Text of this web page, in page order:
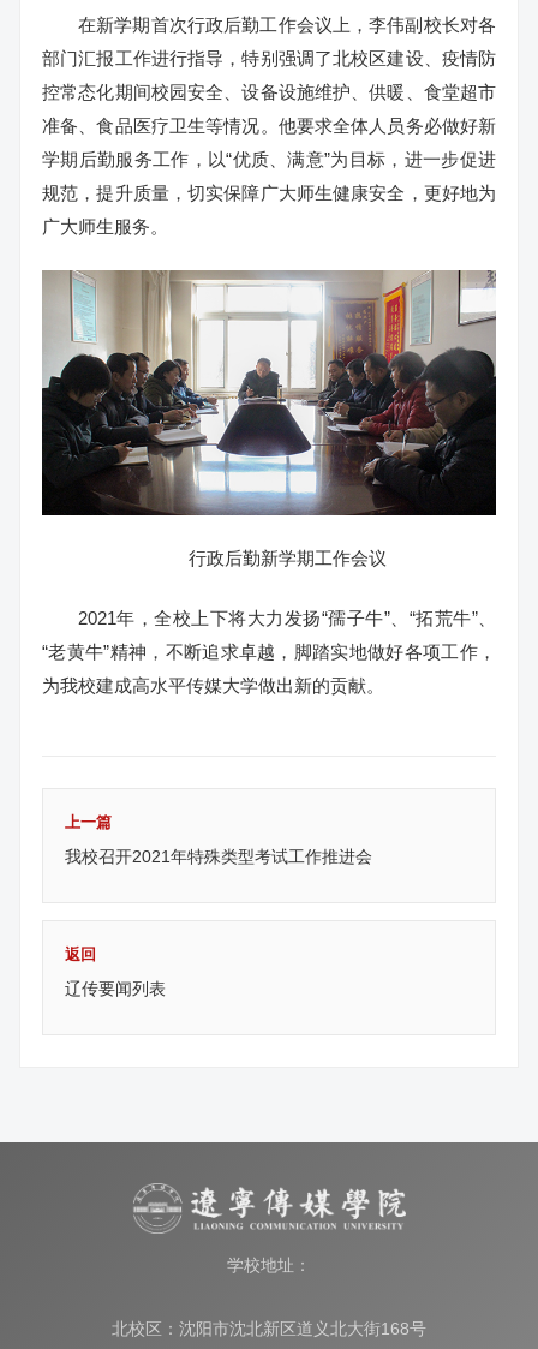
在新学期首次行政后勤工作会议上，李伟副校长对各
部门汇报工作进行指导，特别强调了北校区建设、疫情防
控常态化期间校园安全、设备设施维护、供暖、食堂超市
准备、食品医疗卫生等情况。他要求全体人员务必做好新
学期后勤服务工作，以“优质、满意”为目标，进一步促进
规范，提升质量，切实保障广大师生健康安全，更好地为
广大师生服务。
行政后勤新学期工作会议
2021年，全校上下将大力发扬“孺子牛”、“拓荒牛”、
“老黄牛”精神，不断追求卓越，脚踏实地做好各项工作，
为我校建成高水平传媒大学做出新的贡献。
上一篇
我校召开2021年特殊类型考试工作推进会
返回
辽传要闻列表
学校地址：
北校区：沈阳市沈北新区道义北大街168号